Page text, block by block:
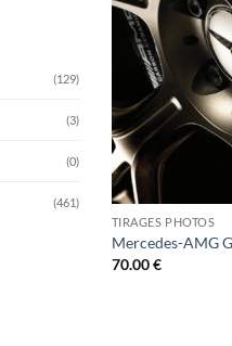
(129)
(3)
(0)
(461)
TIRAGES PHOTOS
Mercedes-AMG
70.00€